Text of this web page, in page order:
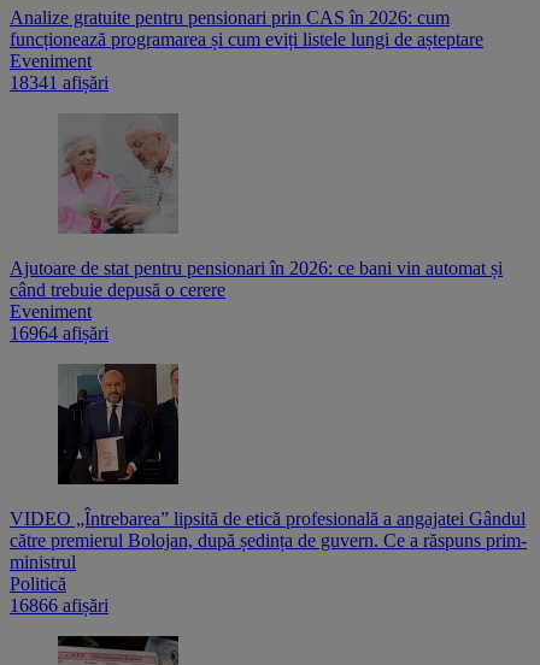
Analize gratuite pentru pensionari prin CAS în 2026: cum
funcționează programarea și cum eviți listele lungi de așteptare
Eveniment
18341 afișări
Ajutoare de stat pentru pensionari în 2026: ce bani vin automat și
când trebuie depusă o cerere
Eveniment
16964 afișări
VIDEO „Întrebarea” lipsită de etică profesională a angajatei Gândul
către premierul Bolojan, după ședința de guvern. Ce a răspuns prim-
ministrul
Politică
16866 afișări